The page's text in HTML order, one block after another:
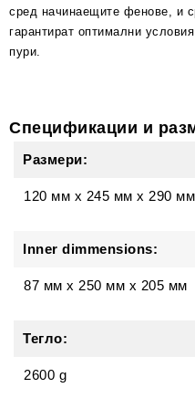
сред начинаещите фенове, и
гарантират оптимални
пури.
Спецификации и
Размери:
120 мм x 245 мм x 290 мм
Inner dimmensions:
87 мм x 250 мм x 205 мм
Тегло:
2600 g